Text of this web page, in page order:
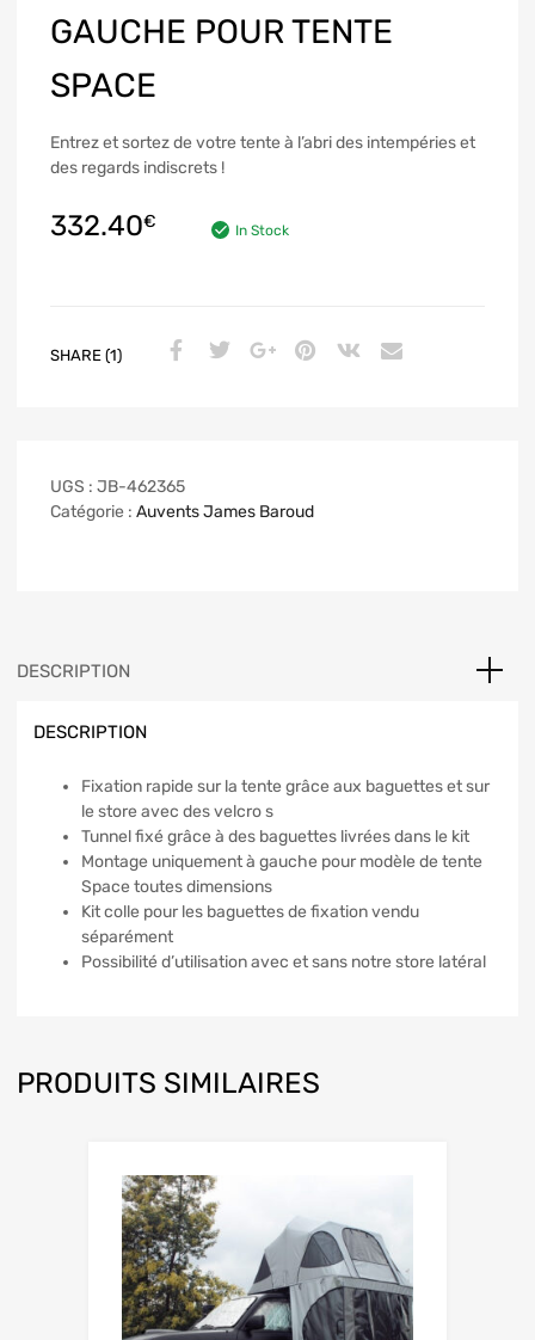
GAUCHE POUR TENTE
SPACE
Entrez et sortez de votre tente à l’abri des intempéries et
des regards indiscrets !
332.40€ In Stock
SHARE (1)
UGS : JB-462365
Catégorie : Auvents James Baroud
DESCRIPTION
DESCRIPTION
Fixation rapide sur la tente grâce aux baguettes et sur
le store avec des velcro s
Tunnel fixé grâce à des baguettes livrées dans le kit
Montage uniquement à gauche pour modèle de tente
Space toutes dimensions
Kit colle pour les baguettes de fixation vendu
séparément
Possibilité d’utilisation avec et sans notre store latéral
PRODUITS SIMILAIRES